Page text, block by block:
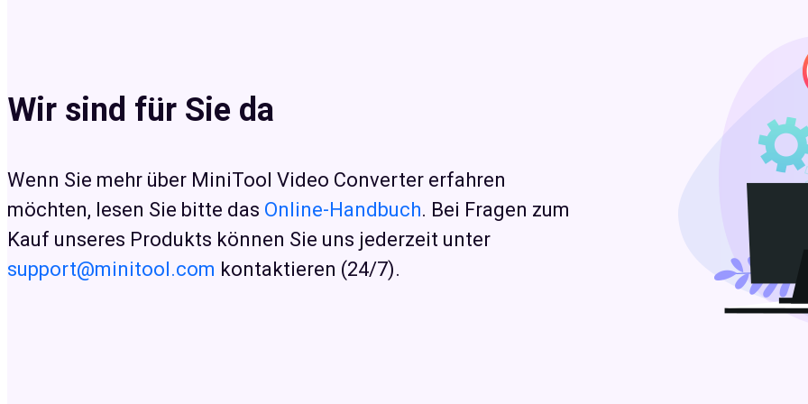
Wir sind für Sie da
Wenn Sie mehr über MiniTool Video Converter erfahren
möchten, lesen Sie bitte das Online-Handbuch. Bei Fragen zum
Kauf unseres Produkts können Sie uns jederzeit unter
support@minitool.com kontaktieren (24/7).